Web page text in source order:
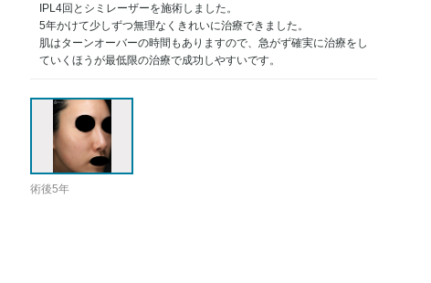
IPL4回とシミレーザーを施術しました。
5年かけて少しずつ無理なくきれいに治療できました。
肌はターンオーバーの時間もありますので、急がず確実に治療をし
ていくほうが最低限の治療で成功しやすいです。
術後5年